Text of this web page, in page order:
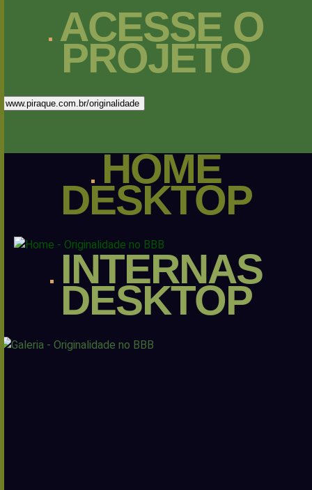
ACESSE O
PROJETO
www.piraque.com.br/originalidade
HOME
DESKTOP
INTERNAS
DESKTOP